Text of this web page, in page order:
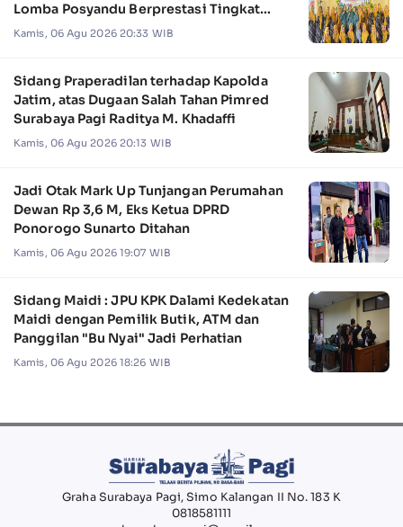
Lomba Posyandu Berprestasi Tingkat
Jawa Timur 2026
Kamis, 06 Agu 2026 20:33 WIB
Sidang Praperadilan terhadap Kapolda
Jatim, atas Dugaan Salah Tahan Pimred
Surabaya Pagi Raditya M. Khadaffi
Kamis, 06 Agu 2026 20:13 WIB
Jadi Otak Mark Up Tunjangan Perumahan
Dewan Rp 3,6 M, Eks Ketua DPRD
Ponorogo Sunarto Ditahan
Kamis, 06 Agu 2026 19:07 WIB
Sidang Maidi : JPU KPK Dalami Kedekatan
Maidi dengan Pemilik Butik, ATM dan
Panggilan "Bu Nyai" Jadi Perhatian
Kamis, 06 Agu 2026 18:26 WIB
Graha Surabaya Pagi, Simo Kalangan II No. 183 K
0818581111